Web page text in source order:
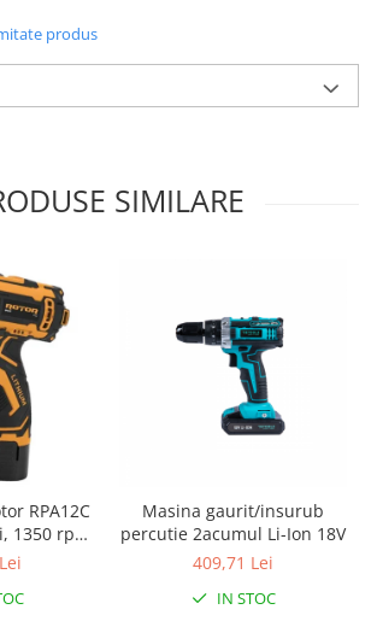
electrice
pentru plante
de lucru
presiune si
de spalat cu
presiune
produs
SIMILARE
RPA12C
1350 rpm,
Masina gaurit/insurub
percutie 2acumul Li-Ion 18V
409,71 Lei
IN STOC